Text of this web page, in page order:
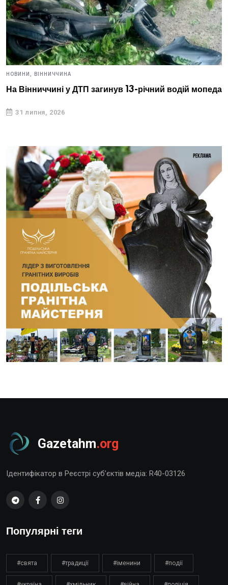
НОВИНИ, ВІННИЧЧИНА
На Вінниччині у ДТП загинув 13-річний водій мопеда
31 липня, 2026
Gazetahm.org
Ідентифікатор в Реєстрі суб’єктів медіа: R40-03126
Популярні теги
#свята #традиції #іменини #події